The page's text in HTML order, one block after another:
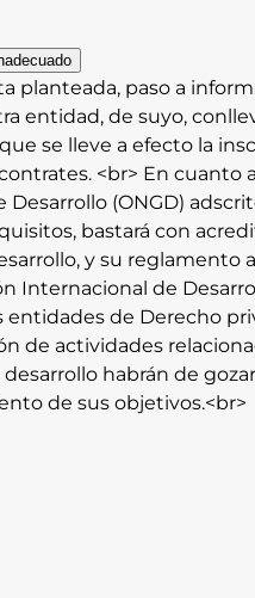
planteada, paso a
entidad, de suyo,
se lleve a efecto la
<br> En
(ONGD)
bastará con
y su reglamento
Internacional de
de Derecho
de actividades
habrán de
de sus objetivos.<br>